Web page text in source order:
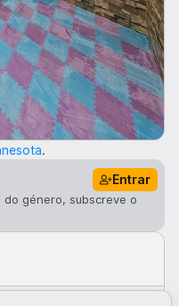
.
Entrar
género, subscreve o